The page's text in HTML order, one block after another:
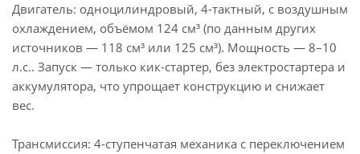
Двигатель: одноцилиндровый, 4-тактный, с воздушным
охлаждением, объёмом 124 см³ (по данным других
источников — 118 см³ или 125 см³). Мощность — 8–10
л.с.. Запуск — только кик-стартер, без электростартера и
аккумулятора, что упрощает конструкцию и снижает
вес.
Трансмиссия: 4-ступенчатая механика с переключением